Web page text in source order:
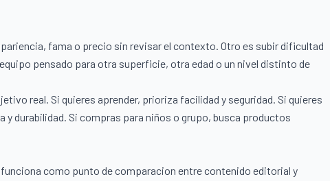
fama o precio sin revisar el contexto. Otro es subir dificultad
pensado para otra superficie, otra edad o un nivel distinto de
real. Si quieres aprender, prioriza facilidad y seguridad. Si quieres
durabilidad. Si compras para niños o grupo, busca productos
como punto de comparacion entre contenido editorial y